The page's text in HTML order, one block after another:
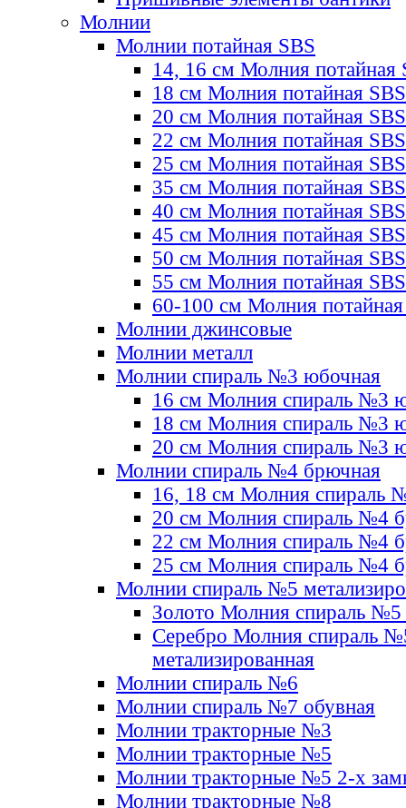
Молнии
Молнии потайная SBS
14, 16 см Молния потайная
18 см Молния потайная SBS
20 см Молния потайная SBS
22 см Молния потайная SBS
25 см Молния потайная SBS
35 см Молния потайная SBS
40 см Молния потайная SBS
45 см Молния потайная SBS
50 см Молния потайная SBS
55 см Молния потайная SBS
60-100 см Молния
Молнии джинсовые
Молнии металл
Молнии спираль №3 юбочная
16 см Молния спираль №3
18 см Молния спираль №3
20 см Молния спираль №3
Молнии спираль №4 брючная
16, 18 см Молния спираль
20 см Молния спираль №4
22 см Молния спираль №4
25 см Молния спираль №4
Молнии спираль №5
Золото Молния спираль №5
Серебро Молния спираль
метализированная
Молнии спираль №6
Молнии спираль №7 обувная
Молнии тракторные №3
Молнии тракторные №5
Молнии тракторные №5 2-х
Молнии тракторные №8